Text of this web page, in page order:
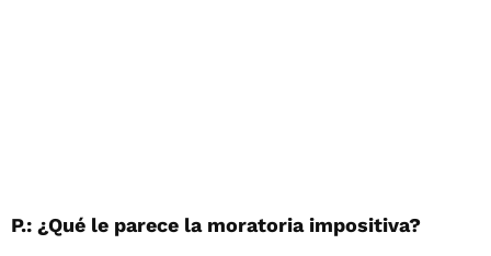
P.: ¿Qué le parece la moratoria impositiva?